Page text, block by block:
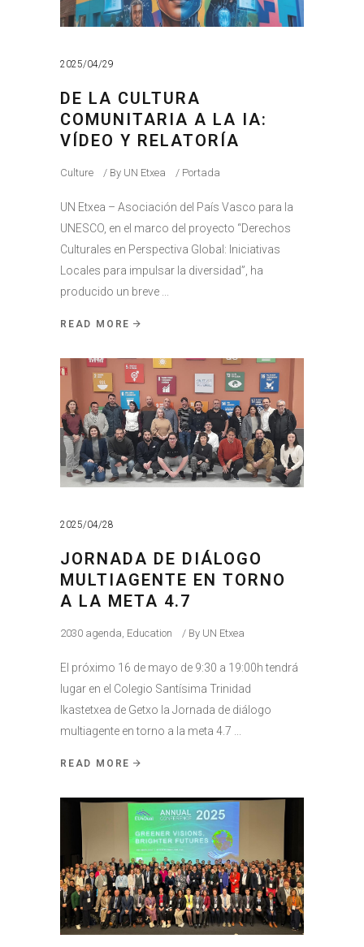
2025/04/29
DE LA CULTURA
COMUNITARIA A LA IA:
VÍDEO Y RELATORÍA
Culture By UN Etxea Portada
UN Etxea – Asociación del País Vasco para la
UNESCO, en el marco del proyecto “Derechos
Culturales en Perspectiva Global: Iniciativas
Locales para impulsar la diversidad”, ha
producido un breve
READ MORE
2025/04/28
JORNADA DE DIÁLOGO
MULTIAGENTE EN TORNO
A LA META 4.7
2030 agenda, Education By UN Etxea
El próximo 16 de mayo de 9:30 a 19:00h tendrá
lugar en el Colegio Santísima Trinidad
Ikastetxea de Getxo la Jornada de diálogo
multiagente en torno a la meta 4.7
READ MORE